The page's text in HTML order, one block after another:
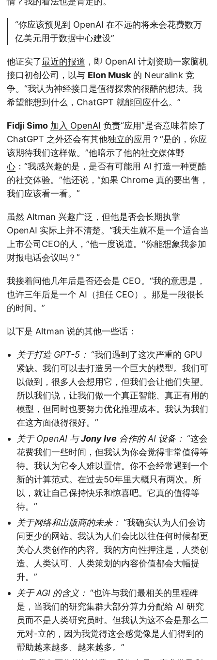
“你应该预见到 OpenAI 在不远的将来会花费数万
亿美元用于数据中心建设”
他证实了最近的报道 ，即 OpenAI 计划资助一家脑机
接口初创公司，以与 Elon Musk的 Neuralink 竞
争。“我认为神经接口是值得探索的很酷的想法。我
希望能想到什么，ChatGPT 就能回应什么。”
Fidji Simo 加入 OpenAI 负责“应用”是否意味着除了
ChatGPT 之外还会有其他独立的应用？“是的，你应
该期待我们这样做。”他暗示了他的社交媒体野
心 ：“我感兴趣的是，是否有可能用 AI 打造一种更酷
的社交体验。”他还说，“如果 Chrome 真的要出售，
我们应该看一看。”
虽然 Altman 兴趣广泛，但他是否会长期执掌
OpenAI 实际上并不清楚。“我天生就不是一个适合当
上市公司CEO的人，”他一度说道。“你能想象我参加
财报电话会议吗？”
我接着问他几年后是否还会是 CEO。“我的意思是，
也许三年后是一个 AI（担任 CEO）。那是一段很长
的时间。”
以下是 Altman 说的其他一些话：
关于打造 GPT-5： “我们遇到了这次严重的 GPU
紧缺。我们可以去打造另一个巨大的模型。我们可
以做到，很多人会想用它，但我们会让他们失望。
所以我们说，让我们做一个真正智能、真正有用的
模型，但同时也要努力优化推理成本。我认为我们
在这方面做得很好。”
关于 OpenAI 与Jony Ive 合作的 AI 设备： “这会
花费我们一些时间，但我认为你会觉得非常值得等
待。我认为它令人难以置信。你不会经常遇到一个
新的计算范式。在过去50年里大概只有两次。所
以，就让自己保持快乐和惊喜吧。它真的值得等
待。”
关于网络和出版商的未来： “我确实认为人们会访
问更少的网站。我认为人们会比以往任何时候都更
关心人类创作的内容。我的方向性押注是，人类创
造、人类认可、人类策划的内容价值都会大幅提
升。”
关于 AGI 的含义： “也许与我们最相关的里程碑
是，当我们的研究集群大部分算力分配给 AI 研究
员而不是人类研究员时。但我认为这不会是那么二
元对-立的，因为我觉得这会感觉像是人们得到的
帮助越来越多、越来越多。”